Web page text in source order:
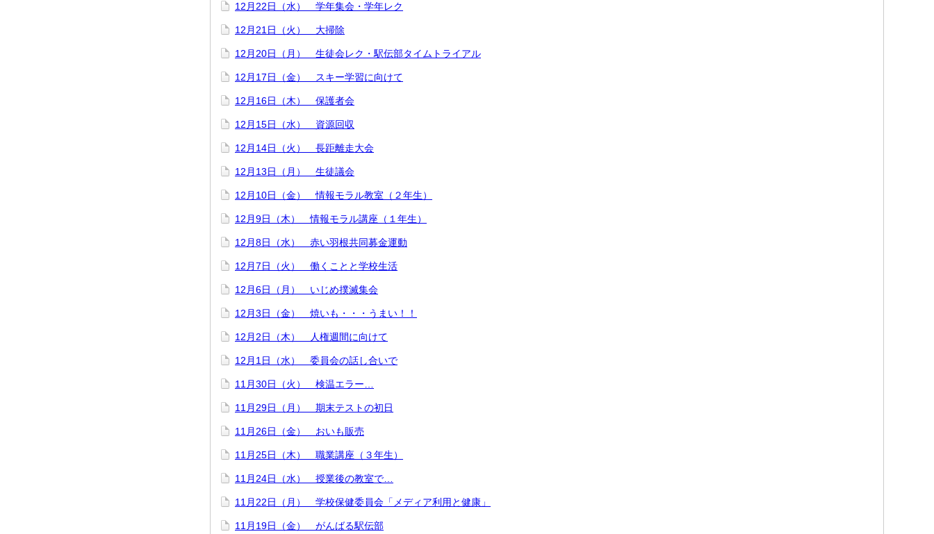
12月22日（水） 学年集会・学年レク
12月21日（火） 大掃除
12月20日（月） 生徒会レク・駅伝部タイムトライアル
12月17日（金） スキー学習に向けて
12月16日（木） 保護者会
12月15日（水） 資源回収
12月14日（火） 長距離走大会
12月13日（月） 生徒議会
12月10日（金） 情報モラル教室（２年生）
12月9日（木） 情報モラル講座（１年生）
12月8日（水） 赤い羽根共同募金運動
12月7日（火） 働くことと学校生活
12月6日（月） いじめ撲滅集会
12月3日（金） 焼いも・・・うまい！！
12月2日（木） 人権週間に向けて
12月1日（水） 委員会の話し合いで
11月30日（火） 検温エラー…
11月29日（月） 期末テストの初日
11月26日（金） おいも販売
11月25日（木） 職業講座（３年生）
11月24日（水） 授業後の教室で…
11月22日（月） 学校保健委員会「メディア利用と健康」
11月19日（金） がんばる駅伝部